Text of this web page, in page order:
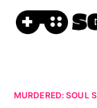
MURDERED: SOUL